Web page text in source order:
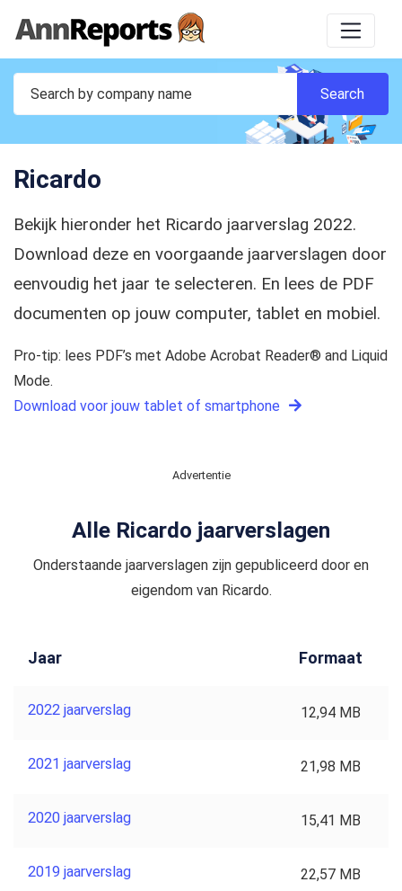
Ricardo
Bekijk hieronder het Ricardo jaarverslag 2022.
Download deze en voorgaande jaarverslagen door
eenvoudig het jaar te selecteren. En lees de PDF
documenten op jouw computer, tablet en mobiel.
Pro-tip: lees PDF’s met Adobe Acrobat Reader® and Liquid
Mode.
Download voor jouw tablet of smartphone
Advertentie
Alle Ricardo jaarverslagen
Onderstaande jaarverslagen zijn gepubliceerd door en
eigendom van Ricardo.
Jaar Formaat
2022 jaarverslag 12,94 MB
2021 jaarverslag 21,98 MB
2020 jaarverslag 15,41 MB
2019 jaarverslag 22,57 MB